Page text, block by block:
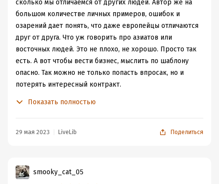
сколько мы отличаемся от других людей. Автор же на
большом количестве личных примеров, ошибок и
озарений дает понять, что даже европейцы отличаются
друг от друга. Что уж говорить про азиатов или
восточных людей. Это не плохо, не хорошо. Просто так
есть. А вот чтобы вести бизнес, мыслить по шаблону
опасно. Так можно не только попасть впросак, но и
потерять интересный контракт.
восприятие на 8 пунктов. И вот, если все эти пункты
Очень интересно.
Книга необычная. Очень понравилась. Для менеджеров
Показать полностью
29 мая 2023 LiveLib Поделиться
smooky_cat_05